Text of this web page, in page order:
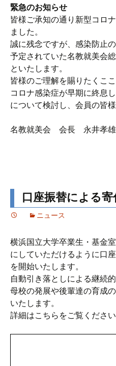
緊急のお知らせ
皆様ご承知の通り新型コロ
ました。
誠に残念ですが、感染防止
予定されていた名教就美会
といたします。
皆様のご理解を賜りたくこ
コロナ感染症が早期に終息
について検討し、会員の皆
名教就美会 会長 永井孝雄
口座振替による
ニュース
横浜国立大学卒業生・基金
にしていただけるように口
を開始いたします。
自動引き落としによる継続
母校の発展や後輩達の育成
いたします。
詳細はこちらをご覧ください